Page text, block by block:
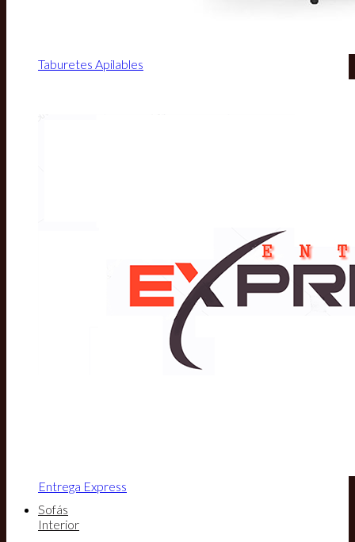
Taburetes Apilables
Entrega Express
Sofás
Interior